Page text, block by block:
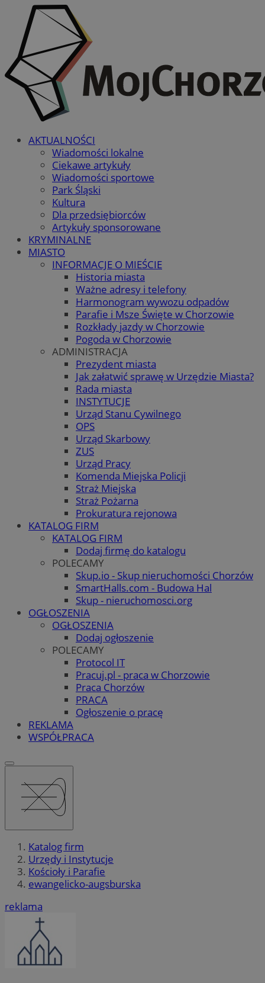
AKTUALNOŚCI
Wiadomości lokalne
Ciekawe artykuły
Wiadomości sportowe
Park Śląski
Kultura
Dla przedsiębiorców
Artykuły sponsorowane
KRYMINALNE
MIASTO
INFORMACJE O MIEŚCIE
Historia miasta
Ważne adresy i telefony
Harmonogram wywozu odpadów
Parafie i Msze Święte w Chorzowie
Rozkłady jazdy w Chorzowie
Pogoda w Chorzowie
ADMINISTRACJA
Prezydent miasta
Jak załatwić sprawę w Urzędzie Miasta?
Rada miasta
INSTYTUCJE
Urząd Stanu Cywilnego
OPS
Urząd Skarbowy
ZUS
Urząd Pracy
Komenda Miejska Policji
Straż Miejska
Straż Pożarna
Prokuratura rejonowa
KATALOG FIRM
KATALOG FIRM
Dodaj firmę do katalogu
POLECAMY
Skup.io - Skup nieruchomości Chorzów
SmartHalls.com - Budowa Hal
Skup - nieruchomosci.org
OGŁOSZENIA
OGŁOSZENIA
Dodaj ogłoszenie
POLECAMY
Protocol IT
Pracuj.pl - praca w Chorzowie
Praca Chorzów
PRACA
Ogłoszenie o pracę
REKLAMA
WSPÓŁPRACA
Katalog firm
Urzędy i Instytucje
Kościoły i Parafie
ewangelicko-augsburska
reklama